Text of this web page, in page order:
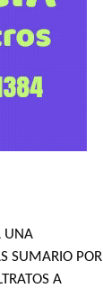
UNA
SUMARIO POR
A